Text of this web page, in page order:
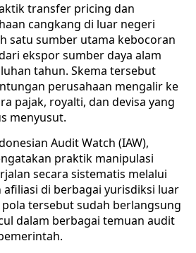
transfer pricing dan
cangkang di luar negeri
satu sumber utama kebocoran
ekspor sumber daya alam
tahun. Skema tersebut
perusahaan mengalir ke
pajak, royalti, dan devisa yang
menyusut.
Audit Watch (IAW),
praktik manipulasi
secara sistematis melalui
di berbagai yurisdiksi luar
tersebut sudah berlangsung
dalam berbagai temuan audit